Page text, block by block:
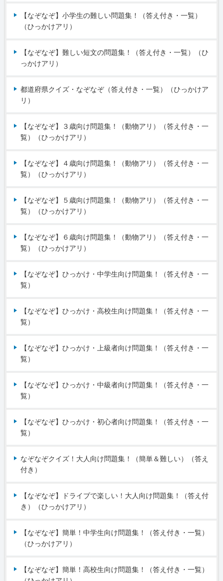
【なぞなぞ】小学生の難しい問題集！（答え付き・一覧）
（ひっかけアリ）
【なぞなぞ】難しい短文の問題集！（答え付き・一覧）（ひ
っかけアリ）
都道府県クイズ・なぞなぞ（答え付き・一覧）（ひっかけア
リ）
【なぞなぞ】３歳向け問題集！（動物アリ）（答え付き・一
覧）（ひっかけアリ）
【なぞなぞ】４歳向け問題集！（動物アリ）（答え付き・一
覧）（ひっかけアリ）
【なぞなぞ】５歳向け問題集！（動物アリ）（答え付き・一
覧）（ひっかけアリ）
【なぞなぞ】６歳向け問題集！（動物アリ）（答え付き・一
覧）（ひっかけアリ）
【なぞなぞ】ひっかけ・中学生向け問題集！（答え付き・一
覧）
【なぞなぞ】ひっかけ・高校生向け問題集！（答え付き・一
覧）
【なぞなぞ】ひっかけ・上級者向け問題集！（答え付き・一
覧）
【なぞなぞ】ひっかけ・中級者向け問題集！（答え付き・一
覧）
【なぞなぞ】ひっかけ・初心者向け問題集！（答え付き・一
覧）
なぞなぞクイズ！大人向け問題集！（簡単＆難しい）（答え
付き）
【なぞなぞ】ドライブで楽しい！大人向け問題集！（答え付
き）（ひっかけアリ）
【なぞなぞ】簡単！中学生向け問題集！（答え付き・一覧）
（ひっかけアリ）
【なぞなぞ】簡単！高校生向け問題集！（答え付き・一覧）